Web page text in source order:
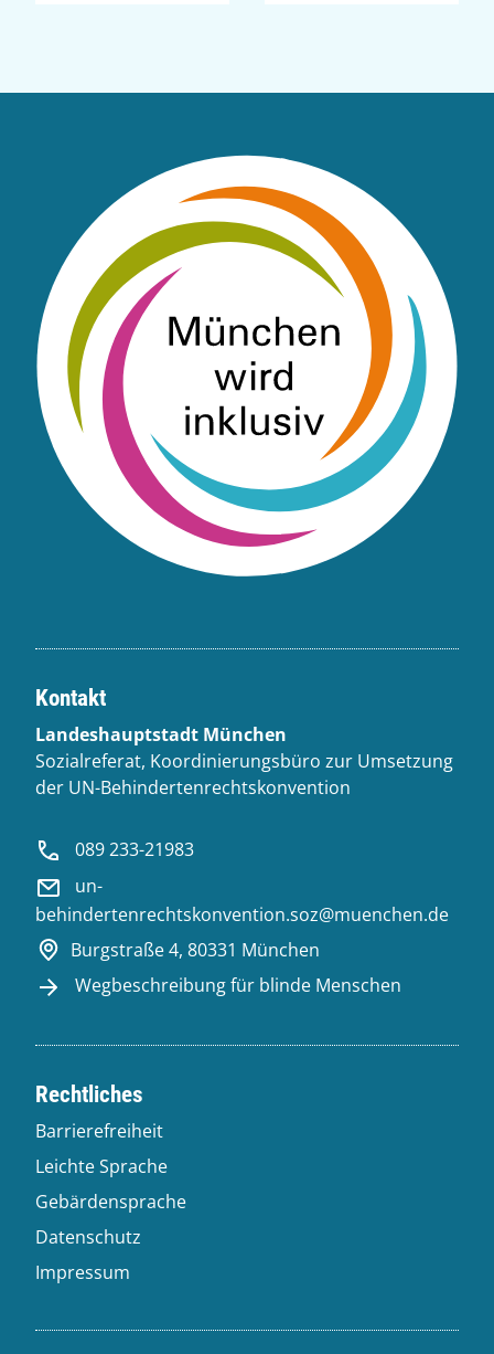
Kontakt
Landeshauptstadt München
Sozialreferat, Koordinierungsbüro zur Umsetzung
der UN-Behindertenrechtskonvention
089 233-21983
un-
behindertenrechtskonvention.soz@muenchen.de
Burgstraße 4, 80331 München
Wegbeschreibung für blinde Menschen
Rechtliches
Barrierefreiheit
Leichte Sprache
Gebärdensprache
Datenschutz
Impressum